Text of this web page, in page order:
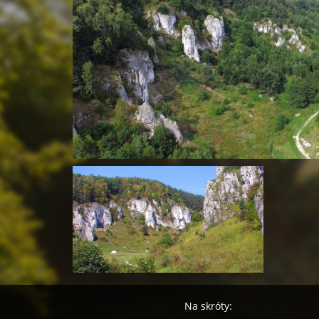
Na skróty: